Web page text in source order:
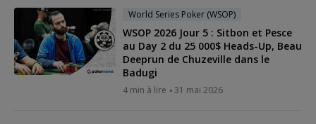
World Series Poker (WSOP)
WSOP 2026 Jour 5 : Sitbon et Pesce
au Day 2 du 25 000$ Heads-Up, Beau
Deeprun de Chuzeville dans le
Badugi
4 min à lire 31 mai 2026